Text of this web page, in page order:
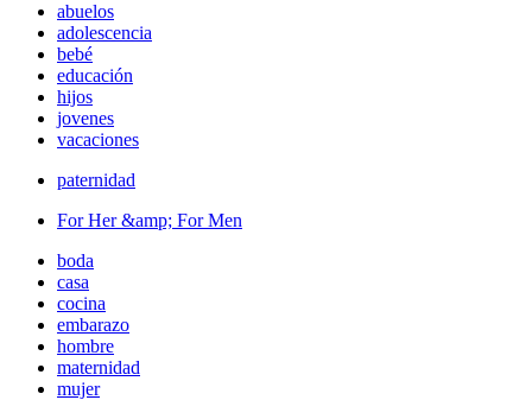
abuelos
adolescencia
bebé
educación
hijos
jovenes
vacaciones
paternidad
For Her &amp; For Men
boda
casa
cocina
embarazo
hombre
maternidad
mujer